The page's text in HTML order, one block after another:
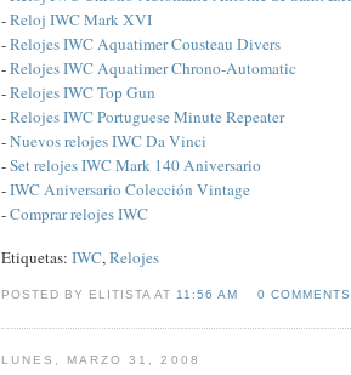
-Reloj IWC Mark XVI
-Relojes IWC Aquatimer Cousteau Divers
-Relojes IWC Aquatimer Chrono-Automatic
-Relojes IWC Top Gun
-Relojes IWC Portuguese Minute Repeater
-Nuevos relojes IWC Da Vinci
-Set relojes IWC Mark 140 Aniversario
-IWC Aniversario Colección Vintage
-Comprar relojes IWC
Etiquetas: IWC,Relojes
POSTED BY ELITISTA AT11:56 AM 0 COMMENTS
LUNES, MARZO 31, 2008